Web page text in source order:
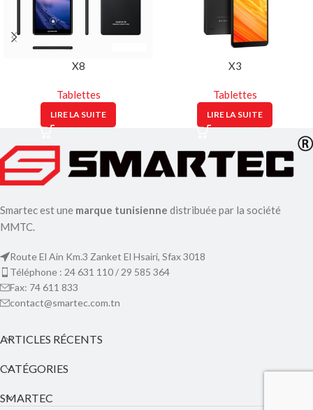
X8
Tablettes
LIRE LA SUITE
X3
Tablettes
LIRE LA SUITE
Smartec est une marque tunisienne distribuée par la société
MMTC.
Route El Ain Km.3 Zanket El Hsairi, Sfax 3018
Téléphone : 24 631 110 / 29 585 364
Fax: 74 611 833
contact@smartec.com.tn
ARTICLES RÉCENTS
CATÉGORIES
SMARTEC